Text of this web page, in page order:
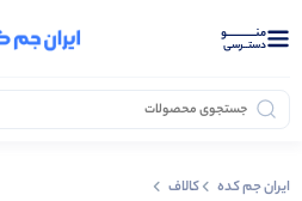
منــــــــــــو
دستــرسی
ایران جم کده کالاف
خرید موفق: کاربر شیرزاد — ۸۰ سی پی